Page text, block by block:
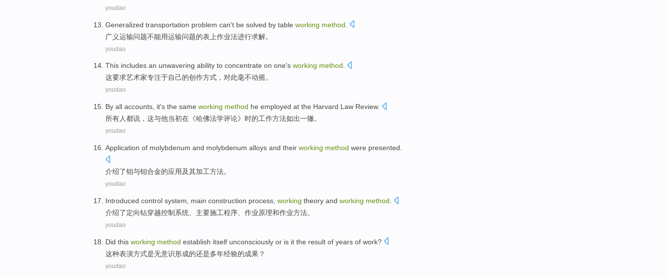
youdao
Generalized transportation problem can't be solved by table working method
广义运输问题不能用运输问题的表上作业法进行求解。
youdao
This includes an unwavering ability to concentrate on one's working method.
这要求艺术家专注于自己的创作方式，对此毫不动摇。
youdao
By all accounts, it's the same working method he employed at the Harvard Law Review.
所有人都说， 这与他当初在 《哈佛法学评论》时的工作方法如出一辙。
youdao
Application of molybdenum and molybdenum alloys and their working method were presented
介绍了钼与钼合金的应用及其加工方法。
youdao
Introduced control system main construction process working theory and working method
介绍了定向钻穿越控制 系统 主要施工程序 作业原理和作业方法。
youdao
Did this working method establish itself unconsciously or is it the result of years of work?
这种表演方式是无意识形成的还是多年经验的成果 ？
youdao